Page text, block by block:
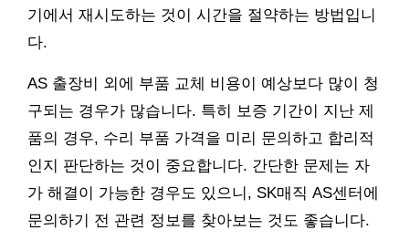
기에서 재시도하는 것이 시간을 절약하는 방법입니
다.
AS 출장비 외에 부품 교체 비용이 예상보다 많이 청
구되는 경우가 많습니다. 특히 보증 기간이 지난 제
품의 경우, 수리 부품 가격을 미리 문의하고 합리적
인지 판단하는 것이 중요합니다. 간단한 문제는 자
가 해결이 가능한 경우도 있으니, SK매직 AS센터에
문의하기 전 관련 정보를 찾아보는 것도 좋습니다.